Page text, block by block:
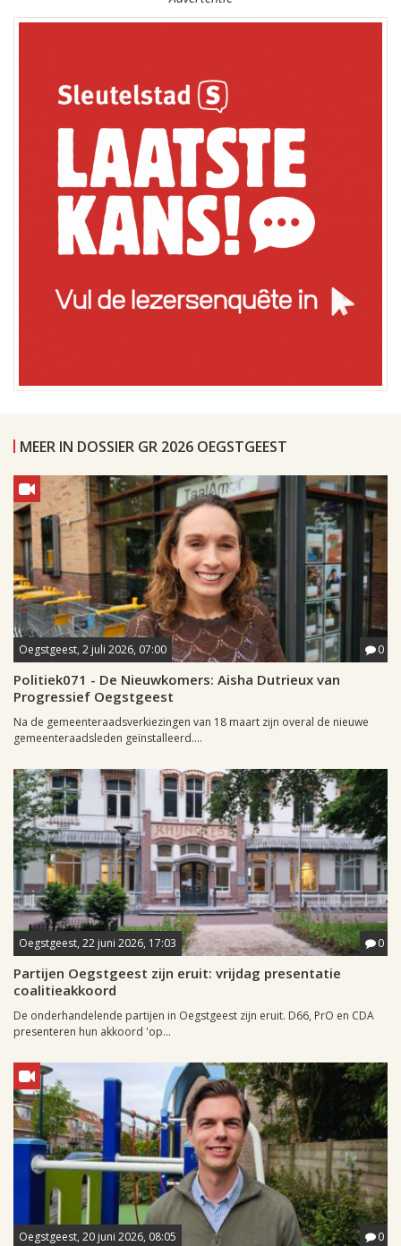
MEER IN DOSSIER GR 2026 OEGSTGEEST
Oegstgeest, 2 juli 2026, 07:00 0
Politiek071 - De Nieuwkomers: Aisha Dutrieux van
Progressief Oegstgeest
Na de gemeenteraadsverkiezingen van 18 maart zijn overal de nieuwe
gemeenteraadsleden geïnstalleerd....
Oegstgeest, 22 juni 2026, 17:03 0
Partijen Oegstgeest zijn eruit: vrijdag presentatie
coalitieakkoord
De onderhandelende partijen in Oegstgeest zijn eruit. D66, PrO en CDA
presenteren hun akkoord 'op...
Oegstgeest, 20 juni 2026, 08:05 0